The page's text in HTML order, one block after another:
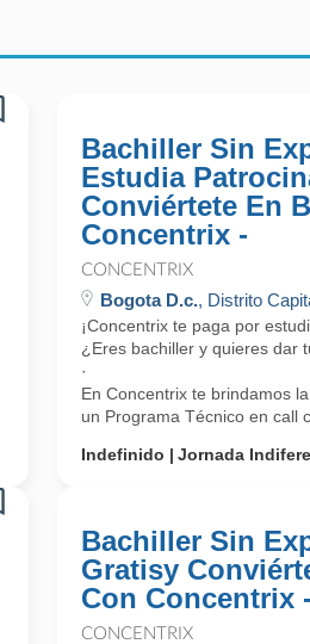
Bachiller Sin
Estudia
Conviértete En
Concentrix -
CONCENTRIX
Bogota D.c., Distrito
¡Concentrix te paga por
¿Eres bachiller y quieres dar
·
En Concentrix te brindamos
un Programa Técnico en call
Indefinido
Jornada
Bachiller Sin
Gratisy
Con Concentrix
CONCENTRIX